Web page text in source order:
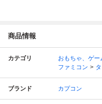
商品情報
カテゴリ おもちゃ、ゲー
ファミコン
ブランド カプコン